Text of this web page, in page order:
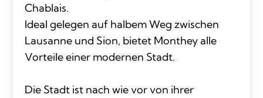
Chablais.
Ideal gelegen auf halbem Weg zwischen
Lausanne und Sion, bietet Monthey alle
Vorteile einer modernen Stadt.
Die Stadt ist nach wie vor von ihrer